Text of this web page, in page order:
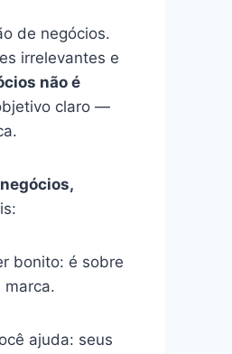
de negócios.
irrelevantes e
não é
claro —
bonito: é sobre
marca.
ajuda: seus